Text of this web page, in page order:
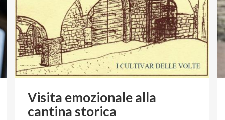
Visita emozionalealla
cantina storica